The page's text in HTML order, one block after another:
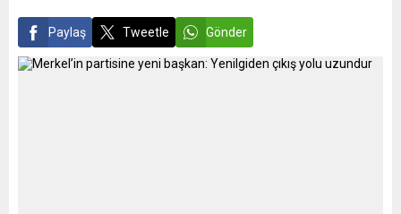
Paylaş Tweetle Gönder